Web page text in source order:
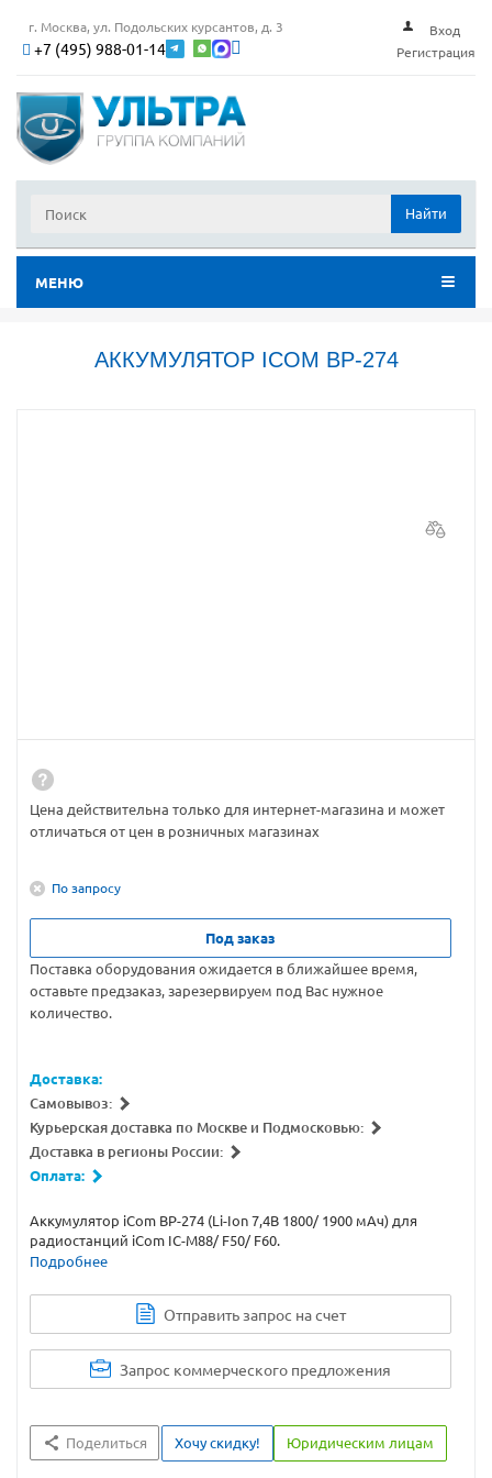
г. Москва, ул. Подольских курсантов, д. 3
+7 (495) 988-01-14
Вход
Регистрация
Найти
МЕНЮ
АККУМУЛЯТОР ICOM BP-274
Цена действительна только для интернет-магазина и может
отличаться от цен в розничных магазинах
По запросу
Под заказ
Поставка оборудования ожидается в ближайшее время,
оставьте предзаказ, зарезервируем под Вас нужное
количество.
Доставка:
Самовывоз:
Курьерская доставка по Москве и Подмосковью:
Доставка в регионы России:
Оплата:
Аккумулятор iCom BP-274 (Li-Ion 7,4В 1800/ 1900 мАч) для
радиостанций iCom IC-M88/ F50/ F60.
Подробнее
Отправить запрос на счет
Запрос коммерческого предложения
Поделиться Хочу скидку! Юридическим лицам